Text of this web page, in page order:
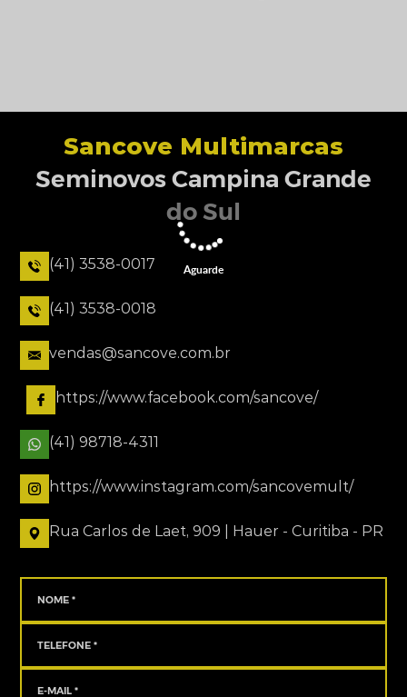
Sancove Multimarcas
Seminovos Campina Grande
do Sul
(41) 3538-0017
(41) 3538-0018
vendas@sancove.com.br
https://www.facebook.com/sancove/
(41) 98718-4311
https://www.instagram.com/sancovemult/
Rua Carlos de Laet, 909 | Hauer - Curitiba - PR
Aguarde